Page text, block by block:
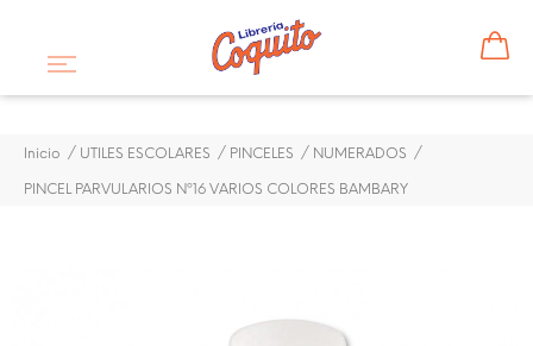
Inicio UTILES ESCOLARES PINCELES NUMERADOS
PINCEL PARVULARIOS Nº16 VARIOS COLORES BAMBARY
¡DISPONIBLE SÓLO EN INTERNET!